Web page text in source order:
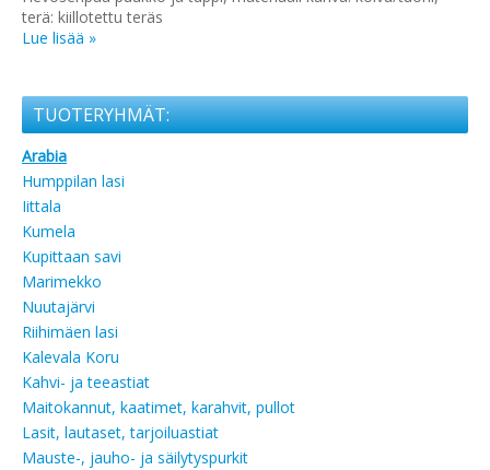
terä: kiillotettu teräs
Lue lisää »
TUOTERYHMÄT:
Arabia
Humppilan lasi
Iittala
Kumela
Kupittaan savi
Marimekko
Nuutajärvi
Riihimäen lasi
Kalevala Koru
Kahvi- ja teeastiat
Maitokannut, kaatimet, karahvit, pullot
Lasit, lautaset, tarjoiluastiat
Mauste-, jauho- ja säilytyspurkit